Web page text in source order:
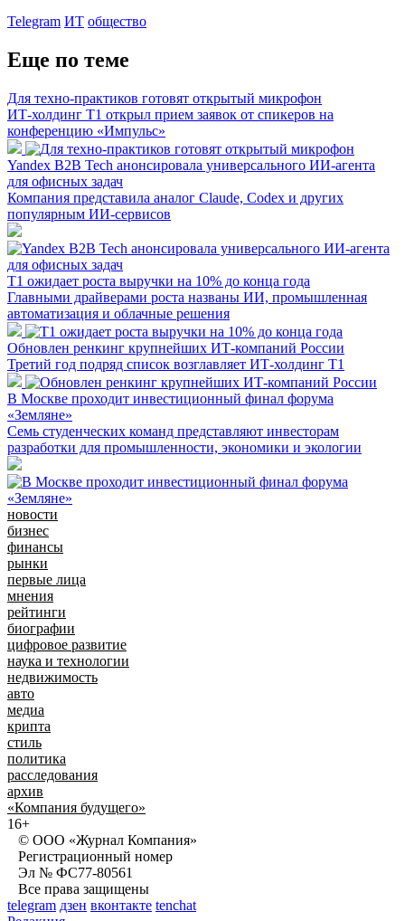
Telegram ИТ общество
Еще по теме
Для техно-практиков готовят открытый микрофон
ИТ-холдинг Т1 открыл прием заявок от спикеров на
конференцию «Импульс»
Yandex B2B Tech анонсировала универсального ИИ-агента
для офисных задач
Компания представила аналог Claude, Codex и других
популярным ИИ-сервисов
Т1 ожидает роста выручки на 10% до конца года
Главными драйверами роста названы ИИ, промышленная
автоматизация и облачные решения
Обновлен ренкинг крупнейших ИТ-компаний России
Третий год подряд список возглавляет ИТ-холдинг Т1
В Москве проходит инвестиционный финал форума
«Земляне»
Семь студенческих команд представляют инвесторам
разработки для промышленности, экономики и экологии
новости
бизнес
финансы
рынки
первые лица
мнения
рейтинги
биографии
цифровое развитие
наука и технологии
недвижимость
авто
медиа
крипта
стиль
политика
расследования
архив
«Компания будущего»
16+
© ООО «Журнал Компания»
Регистрационный номер
Эл № ФС77-80561
Все права защищены
telegram дзен вконтакте tenchat